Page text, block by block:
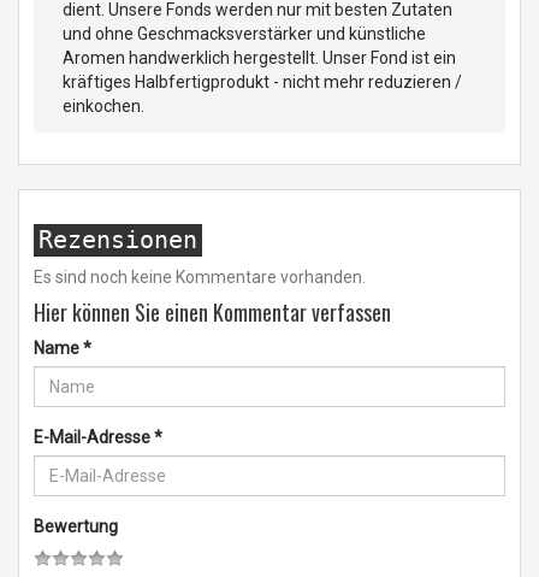
dient. Unsere Fonds werden nur mit besten Zutaten
und ohne Geschmacksverstärker und künstliche
Aromen handwerklich hergestellt. Unser Fond ist ein
kräftiges Halbfertigprodukt - nicht mehr reduzieren /
einkochen.
Rezensionen
Es sind noch keine Kommentare vorhanden.
Hier können Sie einen Kommentar verfassen
Name*
E-Mail-Adresse*
Bewertung